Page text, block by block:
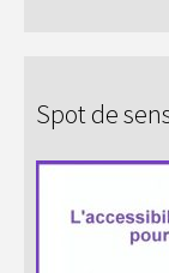
Spot de